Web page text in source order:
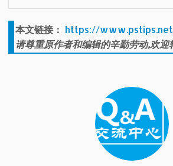
本文链接： https://
请尊重原作者和编辑的辛勤劳动,欢迎